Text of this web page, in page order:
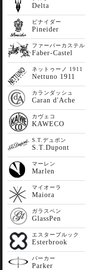
Delta
ピナイダー
Pineider
ファーバーカステル
Faber-Castel
ネットゥーノ 1911
Nettuno 1911
カランダッシュ
Caran d'Ache
カヴェコ
KAWECO
S.T.デュポン
S.T.Dupont
マーレン
Marlen
マイオーラ
Maiora
ガラスペン
GlassPen
エスターブルック
Esterbrook
パーカー
Parker